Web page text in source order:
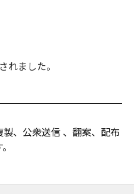
れました。
、公衆送信 、翻案、配布